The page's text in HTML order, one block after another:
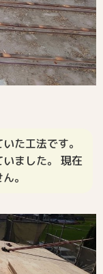
た工法です。
ました。 現在
。